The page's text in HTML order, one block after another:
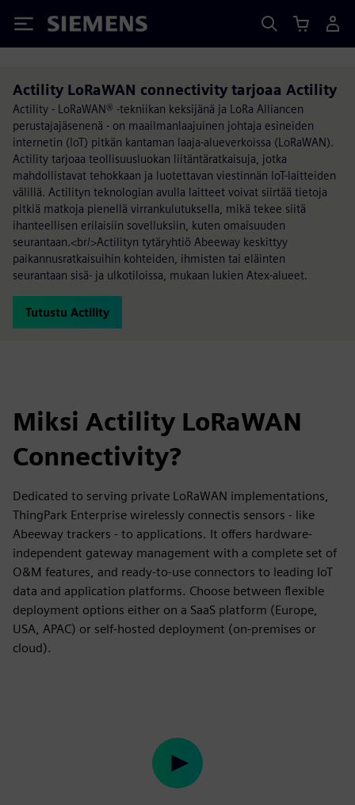
Siemens
Actility LoRaWAN connectivity tarjoaa Actility
Actility - LoRaWAN® -tekniikan keksijänä ja LoRa Alliancen
perustajajäsenenä - on maailmanlaajuinen johtaja esineiden
internetin (IoT) pitkän kantaman laaja-alueverkoissa (LoRaWAN).
Actility tarjoaa teollisuusluokan liitäntäratkaisuja, jotka
mahdollistavat tehokkaan ja luotettavan viestinnän IoT-laitteiden
välillä. Actilityn teknologian avulla laitteet voivat siirtää tietoja
pitkiä matkoja pienellä virrankulutuksella, mikä tekee siitä
ihanteellisen erilaisiin sovelluksiin, kuten omaisuuden
seurantaan.<br/>Actilityn tytäryhtiö Abeeway keskittyy
paikannusratkaisuihin kohteiden, ihmisten tai eläinten
seurantaan sisä- ja ulkotiloissa, mukaan lukien Atex-alueet.
Tutustu Actility
Miksi Actility LoRaWAN
Connectivity?
Dedicated to serving private LoRaWAN implementations,
ThingPark Enterprise wirelessly connectis sensors - like
Abeeway trackers - to applications. It offers hardware-
independent gateway management with a complete set of
O&M features, and ready-to-use connectors to leading IoT
data and application platforms. Choose between flexible
deployment options either on a SaaS platform (Europe,
USA, APAC) or self-hosted deployment (on-premises or
cloud).
Play